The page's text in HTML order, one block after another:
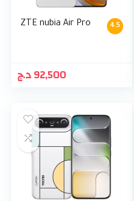
4.5
ZTE nubia Air Pro
92,500د.ج